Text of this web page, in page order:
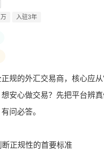
入驻3年
规的外汇交易商，核心应
安心做交易？先把平台辨
问必答。
正规性的首要标准